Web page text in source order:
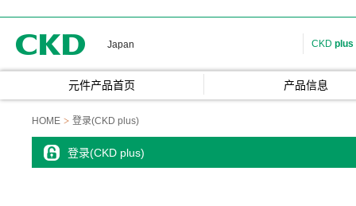
Japan CKD plus
元件产品首页 产品信息
HOME 登录(CKD plus)
登录(CKD plus)